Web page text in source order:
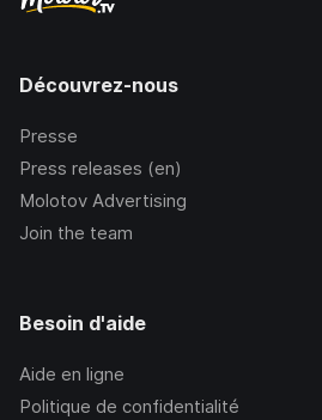
Découvrez-nous
Presse
Press releases (en)
Molotov Advertising
Join the team
Besoin d'aide
Aide en ligne
Politique de confidentialité